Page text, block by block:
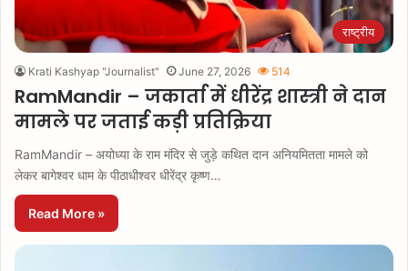
राष्ट्रीय
Krati Kashyap "Journalist" June 27, 2026 514
RamMandir – जकार्ता में धीरेंद्र शास्त्री ने दान
मामले पर जताई कड़ी प्रतिक्रिया
RamMandir – अयोध्या के राम मंदिर से जुड़े कथित दान अनियमितता मामले को
लेकर बागेश्वर धाम के पीठाधीश्वर धीरेंद्र कृष्ण…
Read More »